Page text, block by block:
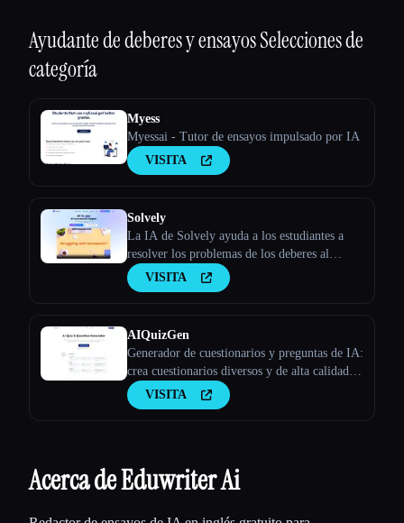
Ayudante de deberes y ensayosSelecciones de
categoría
Myess
Myessai - Tutor de ensayos impulsado por IA
VISITA
Solvely
La IA de Solvely ayuda a los estudiantes a
resolver los problemas de los deberes al
proporcionar explicaciones paso a paso de
materias como matemáticas, ciencias, artes
VISITA
AIQuizGen
Generador de cuestionarios y preguntas de IA:
crea cuestionarios diversos y de alta calidad
en cuestión de minutos. Nuestro generador de
cuestionarios con IA garantiza evaluaciones
VISITA
Acerca de Eduwriter Ai